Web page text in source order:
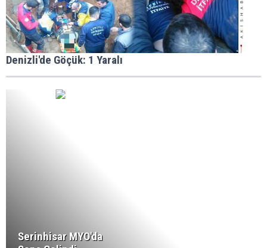
Denizli'de Göçük: 1 Yaralı
Serinhisar MYO'da